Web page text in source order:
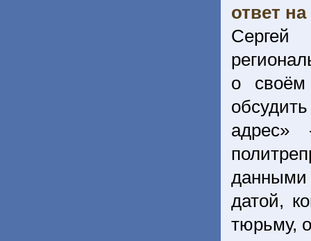
ответ
о
адрес»
данными
датой,
тюрьму,